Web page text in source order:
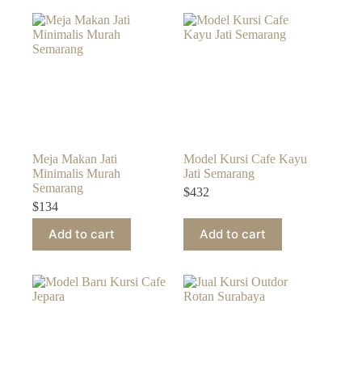
Meja Makan Jati
Minimalis Murah
Semarang
$134
Add to cart
Model Kursi Cafe Kayu
Jati Semarang
$432
Add to cart